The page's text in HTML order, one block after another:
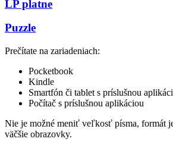
LP platne
Puzzle
Prečítate na zariadeniach:
Pocketbook
Kindle
Smartfón či tablet s príslušnou
Počítač s príslušnou aplikáciou
Nie je možné meniť veľkosť písma, formát
väčšie obrazovky.